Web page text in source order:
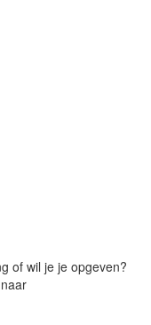
of wil je je opgeven?